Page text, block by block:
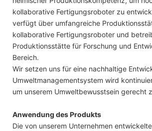
kollaborative Fertigungsroboter zu
verfügt über umfangreiche
kollaborative Fertigungsroboter und
Produktionsstätte für Forschung und
Bereich.
Wir setzen uns für eine nachhaltige
Umweltmanagementsystem wird
um unserem Umweltbewusstsein gerecht
Anwendung des Produkts
Die von unserem Unternehmen